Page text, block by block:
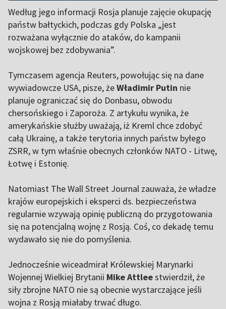
Według jego informacji Rosja planuje zajęcie okupację
państw bałtyckich, podczas gdy Polska „jest
rozważana wyłącznie do ataków, do kampanii
wojskowej bez zdobywania”.
Tymczasem agencja Reuters, powołując się na dane
wywiadowcze USA, pisze, żeWładimir Putin nie
planuje ograniczać się do Donbasu, obwodu
chersońskiego i Zaporoża. Z artykułu wynika, że
amerykańskie służby uważają, iż Kreml chce zdobyć
całą Ukrainę, a także terytoria innych państw byłego
ZSRR, w tym właśnie obecnych członków NATO - Litwę,
Łotwę i Estonię.
Natomiast The Wall Street Journal zauważa, że władze
krajów europejskich i eksperci ds. bezpieczeństwa
regularnie wzywają opinię publiczną do przygotowania
się na potencjalną wojnę z Rosją. Coś, co dekadę temu
wydawało się nie do pomyślenia.
Jednocześnie wiceadmirał Królewskiej Marynarki
Wojennej Wielkiej Brytanii Mike Attleestwierdził, że
siły zbrojne NATO nie są obecnie wystarczające jeśli
wojna z Rosją miałaby trwać długo.